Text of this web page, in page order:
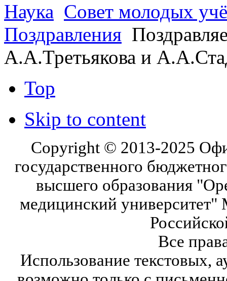
Наука Совет молодых
Поздравления
А.А.Третьякова и
Top
Skip to content
Copyright © 2013-2025
государственного
высшего образования
медицинский университет"
Все
Использование текстовых,